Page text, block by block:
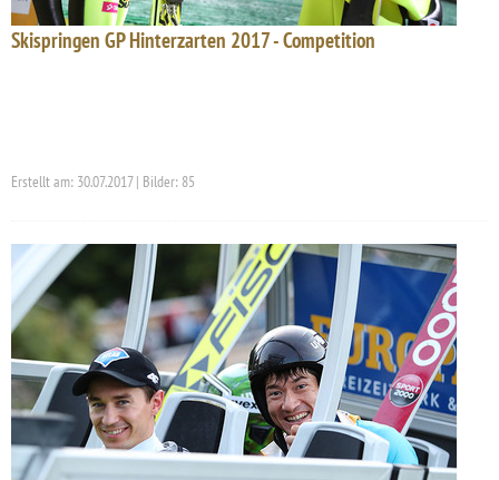
Skispringen GP Hinterzarten 2017 - Competition
Erstellt am: 30.07.2017 | Bilder: 85